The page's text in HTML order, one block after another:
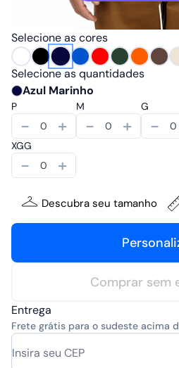
Selecione as cores
Selecione as quantidades
Azul Marinho
P
- +
M
- +
G
-
XGG
- +
Descubra seu tamanho
Comprar sem
Entrega
Frete grátis para o sudeste acima